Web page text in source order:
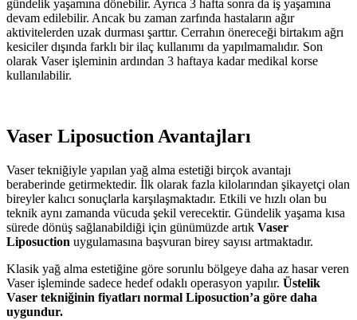
gündelik yaşamına dönebilir. Ayrıca 3 hafta sonra da iş yaşamına
devam edilebilir. Ancak bu zaman zarfında hastaların ağır
aktivitelerden uzak durması şarttır. Cerrahın önereceği birtakım ağrı
kesiciler dışında farklı bir ilaç kullanımı da yapılmamalıdır. Son
olarak Vaser işleminin ardından 3 haftaya kadar medikal korse
kullanılabilir.
Vaser Liposuction Avantajları
Vaser tekniğiyle yapılan yağ alma estetiği birçok avantajı
beraberinde getirmektedir. İlk olarak fazla kilolarından şikayetçi olan
bireyler kalıcı sonuçlarla karşılaşmaktadır. Etkili ve hızlı olan bu
teknik aynı zamanda vücuda şekil verecektir. Gündelik yaşama kısa
sürede dönüş sağlanabildiği için günümüzde artık Vaser
Liposuction uygulamasına başvuran birey sayısı artmaktadır.
Klasik yağ alma estetiğine göre sorunlu bölgeye daha az hasar veren
Vaser işleminde sadece hedef odaklı operasyon yapılır. Üstelik
Vaser tekniğinin fiyatları normal Liposuction’a göre daha
uygundur.